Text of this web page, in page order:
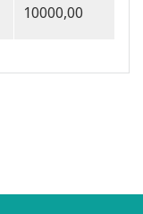
10000,00